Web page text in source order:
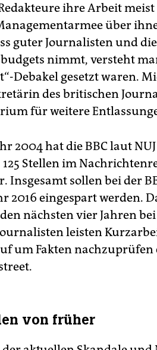
ihre Arbeit
über
guter Journalisten und
nimmt, versteht
Debakel gesetzt waren.
des britischen
für weitere
2004 hat die BBC laut
Stellen im
Insgesamt sollen bei der
2016 eingespart werden.
nächsten vier Jahren bei
leisten
um Fakten
von früher